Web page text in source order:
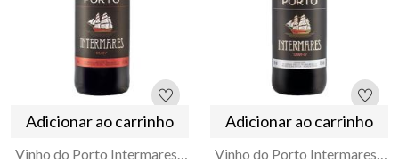
Adicionar ao carrinho Adicionar ao carrinho